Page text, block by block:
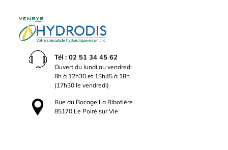
Tél : 02 51 34 45 62
Ouvert du lundi au vendredi
8h à 12h30 et 13h45 à 18h
(17h30 le vendredi)
Rue du Bocage La Ribotière
85170 Le Poiré sur Vie